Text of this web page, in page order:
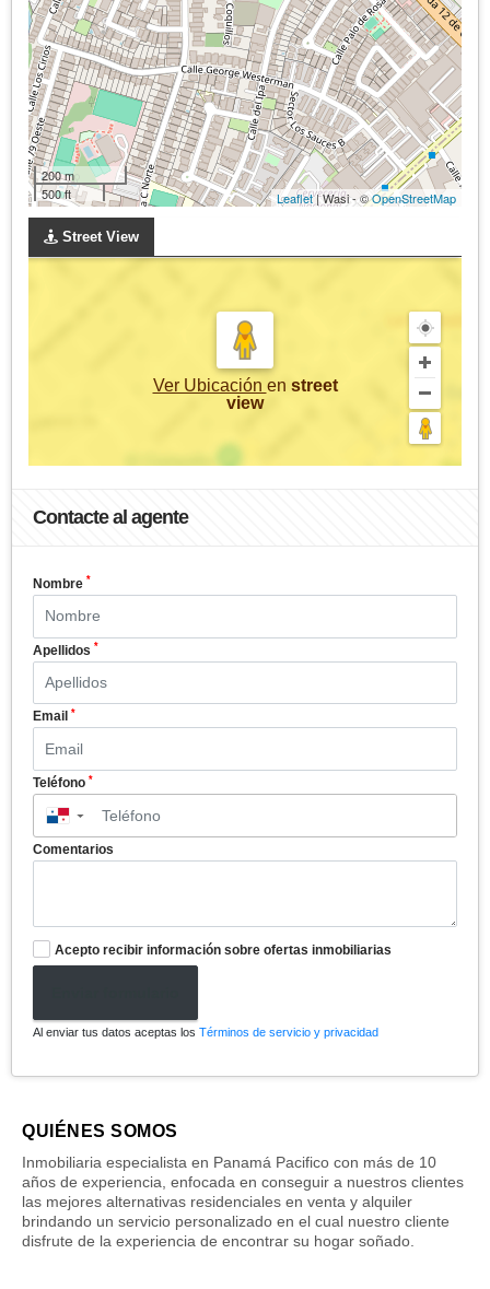
200 m
500 ft
Leaflet| Wasi - ©OpenStreetMap
Street View
Ver Ubicación en street
view
Contacte al agente
Nombre *
Apellidos *
Email *
Teléfono *
▼
Comentarios
Acepto recibir información sobre ofertas inmobiliarias
Al enviar tus datos aceptas los Términos de servicio y privacidad
QUIÉNES SOMOS
Inmobiliaria especialista en Panamá Pacifico con más de 10
años de experiencia, enfocada en conseguir a nuestros clientes
las mejores alternativas residenciales en venta y alquiler
brindando un servicio personalizado en el cual nuestro cliente
disfrute de la experiencia de encontrar su hogar soñado.